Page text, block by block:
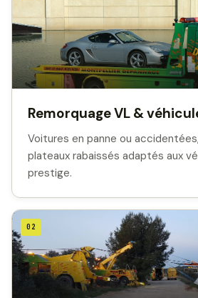
Remorquage VL &
Voitures en panne ou
plateaux rabaissés adaptés aux
prestige.
02